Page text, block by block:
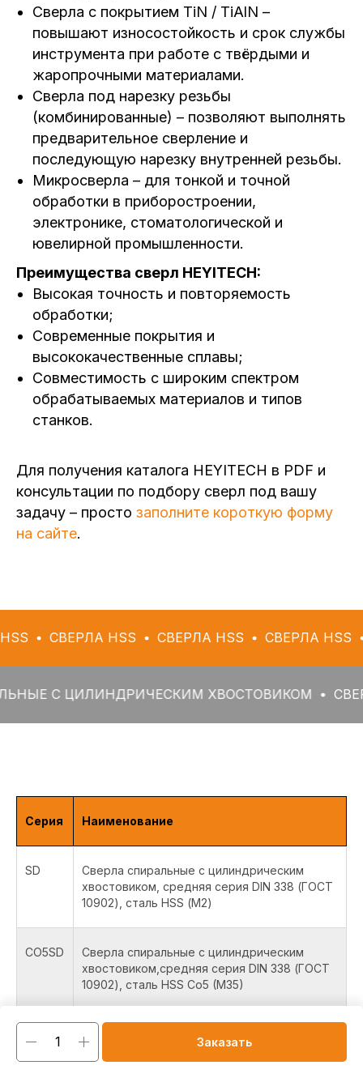
Сверла с покрытием TiN / TiAlN –
повышают износостойкость и срок службы
инструмента при работе с твёрдыми и
жаропрочными материалами.
Сверла под нарезку резьбы
(комбинированные) – позволяют выполнять
предварительное сверление и
последующую нарезку внутренней резьбы.
Микросверла – для тонкой и точной
обработки в приборостроении,
электронике, стоматологической и
ювелирной промышленности.
Преимущества сверл HEYITECH:
Высокая точность и повторяемость
обработки;
Современные покрытия и
высококачественные сплавы;
Совместимость с широким спектром
обрабатываемых материалов и типов
станков.
Для получения каталога HEYITECH в PDF и
консультации по подбору сверл под вашу
задачу – просто заполните короткую форму
на сайте.
HSS СВЕРЛА HSS СВЕРЛА HSS
ЦИЛИНДРИЧЕСКИМ ХВОСТОВИКОМ СВЕРЛА
Серия Наименование
SD
Сверла спиральные с цилиндрическим
хвостовиком, средняя серия DIN 338 (ГОСТ
10902), сталь HSS (М2)
CO5SD
Сверла спиральные с цилиндрическим
хвостовиком,средняя серия DIN 338 (ГОСТ
10902), сталь HSS Co5 (M35)
CO8SD
Сверла спиральные с цилиндрическим
хвостовиком, средняя серия DIN 338 (ГОСТ
10902), сталь HSS Co8 (M42)
Заказать